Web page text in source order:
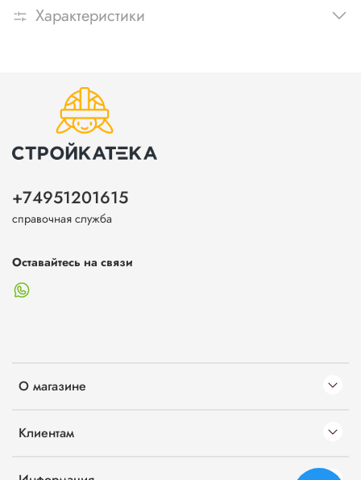
Характеристики
О магазине
Клиентам
+74951201615
справочная служба
Оставайтесь на связи